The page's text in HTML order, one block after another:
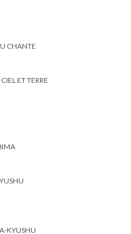
CHANTE
ET TERRE
KYUSHU